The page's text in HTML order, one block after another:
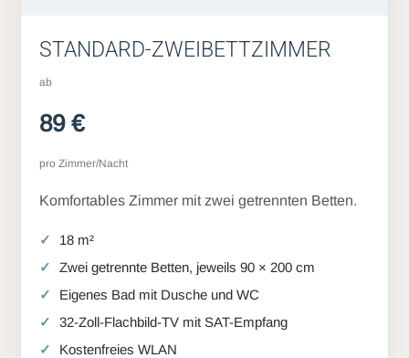
STANDARD-ZWEIBETTZIMMER
ab
89 €
pro Zimmer/Nacht
Komfortables Zimmer mit zwei getrennten Betten.
18 m²
Zwei getrennte Betten, jeweils 90 × 200 cm
Eigenes Bad mit Dusche und WC
32-Zoll-Flachbild-TV mit SAT-Empfang
Kostenfreies WLAN